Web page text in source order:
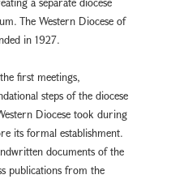
The Western Diocese of
in 1927.
first meetings,
steps of the diocese
Diocese took during
its formal establishment.
documents of the
publications from the